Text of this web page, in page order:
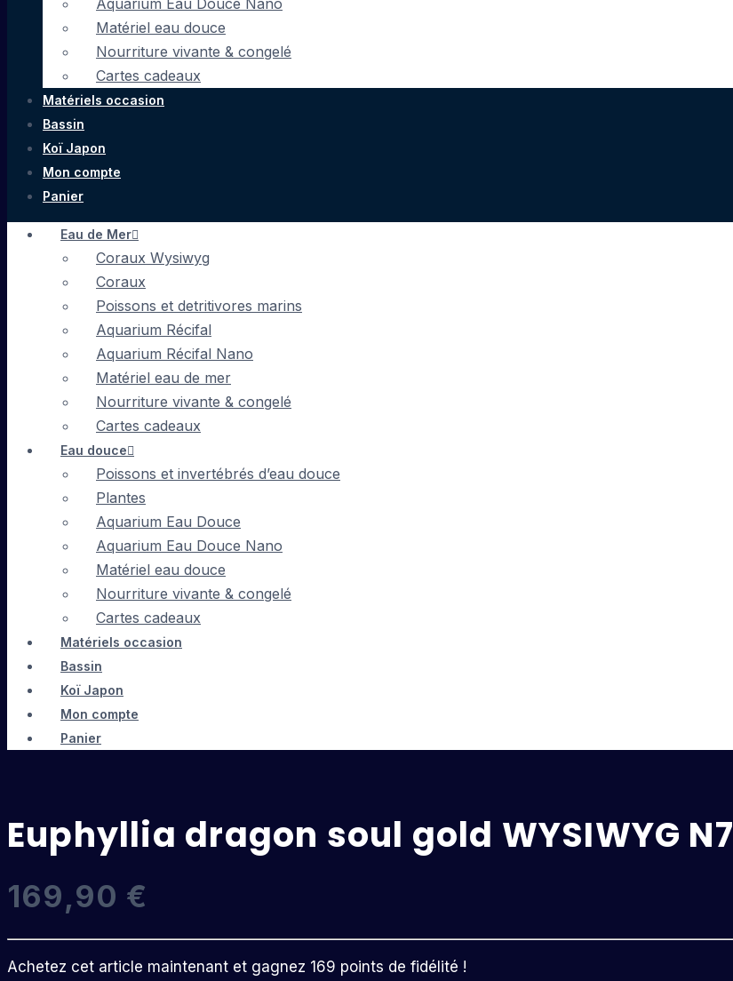
Aquarium Eau Douce Nano
Matériel eau douce
Nourriture vivante & congelé
Cartes cadeaux
Matériels occasion
Bassin
Koï Japon
Mon compte
Panier
Eau de Mer
Coraux Wysiwyg
Coraux
Poissons et detritivores marins
Aquarium Récifal
Aquarium Récifal Nano
Matériel eau de mer
Nourriture vivante & congelé
Cartes cadeaux
Eau douce
Poissons et invertébrés d’eau douce
Plantes
Aquarium Eau Douce
Aquarium Eau Douce Nano
Matériel eau douce
Nourriture vivante & congelé
Cartes cadeaux
Matériels occasion
Bassin
Koï Japon
Mon compte
Panier
Euphyllia dragon soul gold WYSIWYG N7
169,90 €
Achetez cet article maintenant et gagnez 169 points de fidélité !